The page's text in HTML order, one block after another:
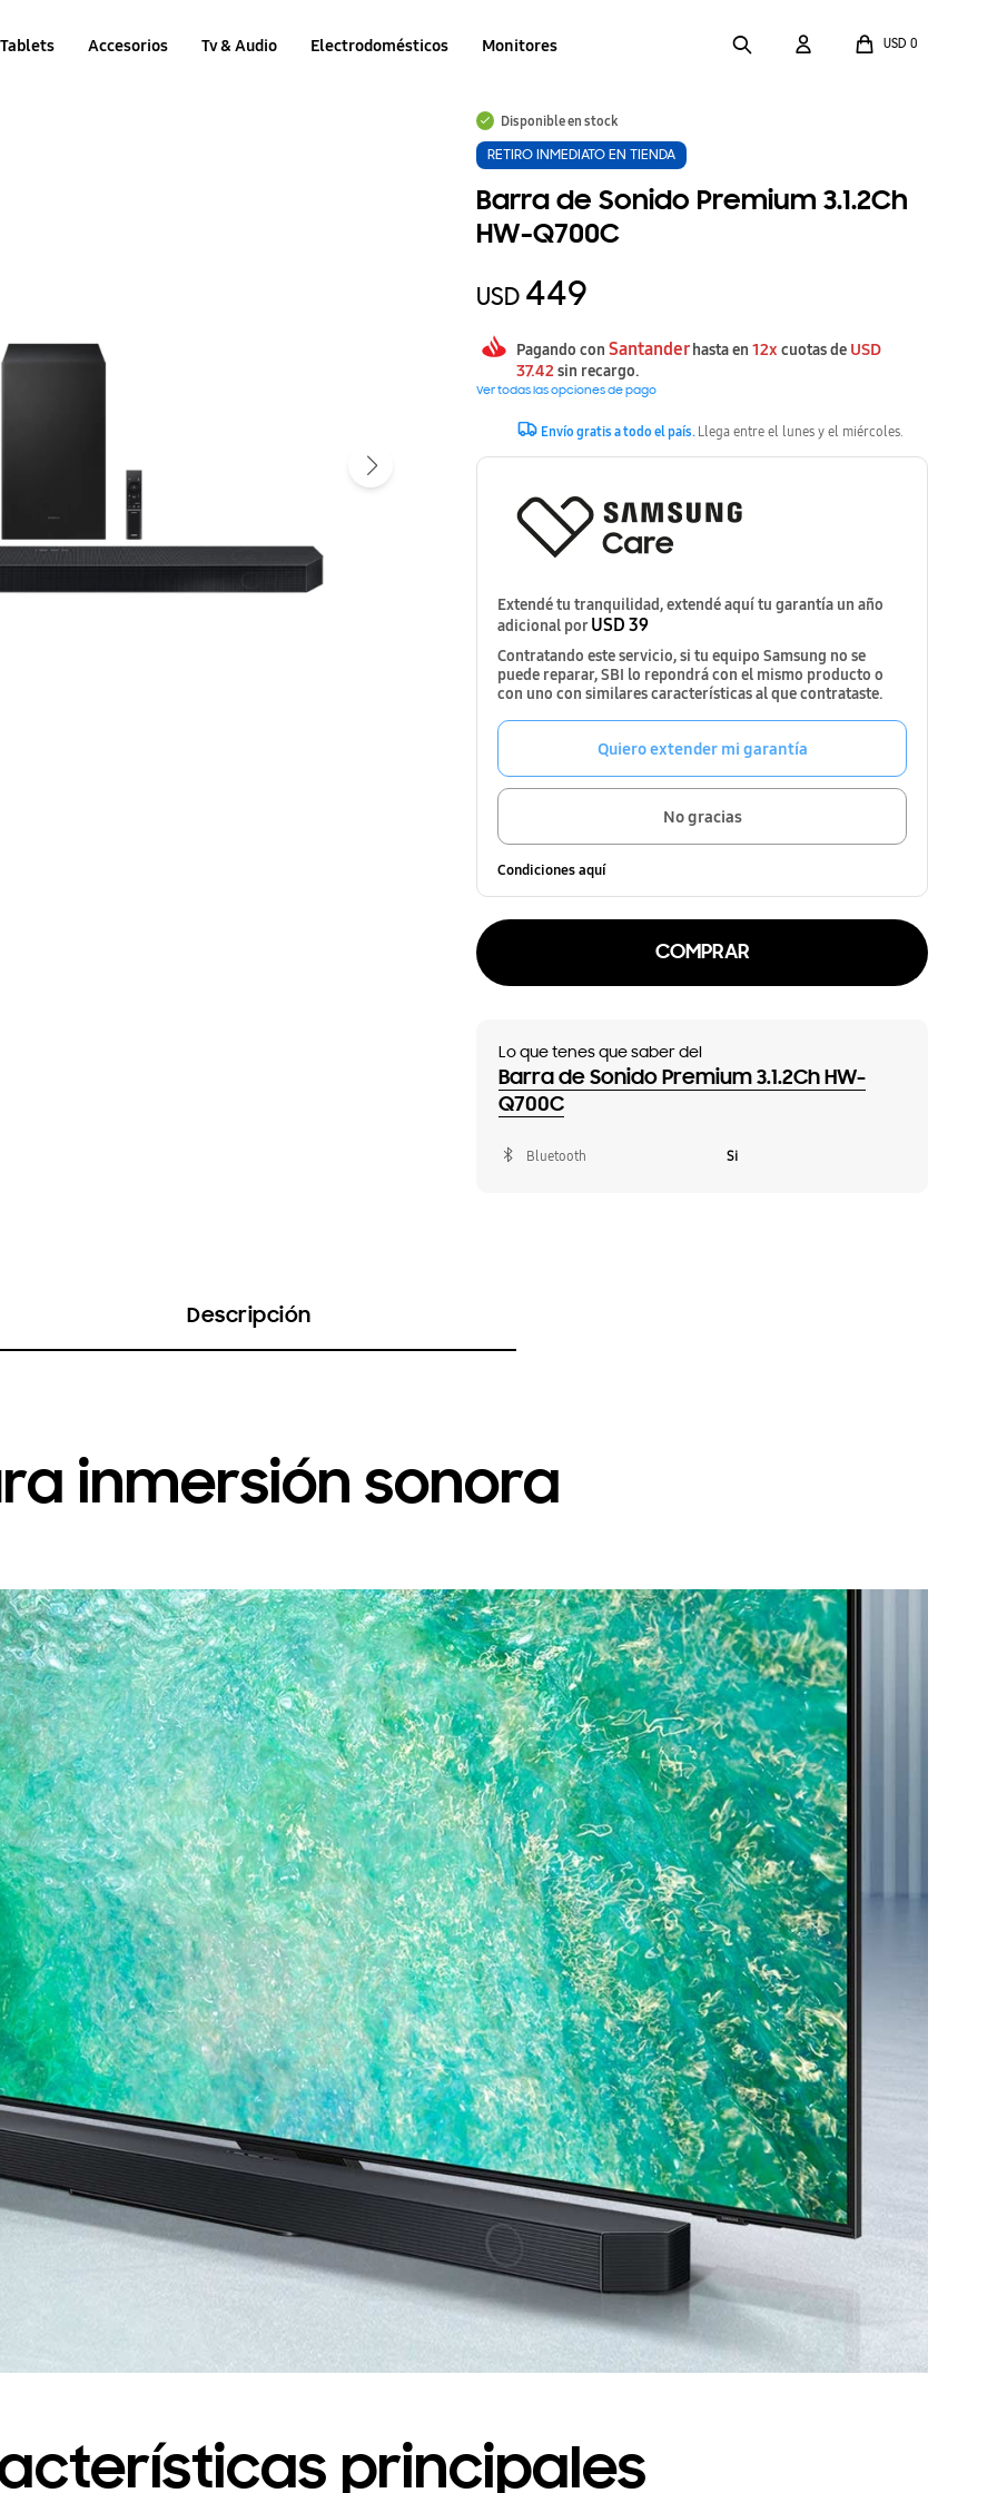
Tablets Accesorios Tv & Audio Electrodomésticos Monitores USD 0
Disponible en stock
RETIRO INMEDIATO EN TIENDA
Barra de Sonido Premium 3.1.2Ch
HW-Q700C
USD 449
Pagando con Santander hasta en 12x cuotas de USD
37.42 sin recargo.
Ver todas las opciones de pago
Envío gratis a todo el país. Llega entre el lunes y el miércoles.
Extendé tu tranquilidad, extendé aquí tu garantía un año
adicional porUSD 39
Contratando este servicio, si tu equipo Samsung no se
puede reparar, SBI lo repondrá con el mismo producto o
con uno con similares características al que contrataste.
Quiero extender mi garantía
No gracias
Condiciones aquí
COMPRAR
Lo que tenes que saber del
Barra de Sonido Premium 3.1.2Ch HW-
Q700C
Bluetooth Si
Descripción
inmersión sonora
principales